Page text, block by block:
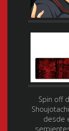
Spin off
desde